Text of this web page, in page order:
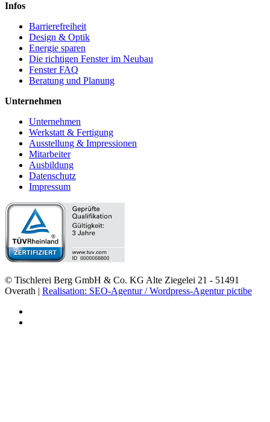
Infos
Barrierefreiheit
Design & Optik
Energie sparen
Die richtigen Fenster im Neubau
Fenster FAQ
Beratung und Planung
Unternehmen
Unternehmen
Werkstatt & Fertigung
Ausstellung & Impressionen
Mitarbeiter
Ausbildung
Datenschutz
Impressum
© Tischlerei Berg GmbH & Co. KG Alte Ziegelei 21 - 51491
Overath | Realisation: SEO-Agentur / Wordpress-Agentur pictibe